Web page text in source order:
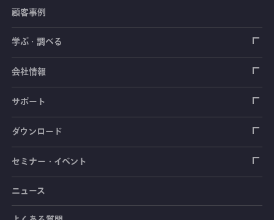
センサ（変換器）
ロードセル
加速度センサ
圧力センサ
トルクセンサ
土木建築用センサ
荷重計
土圧計
間隙水圧計
傾斜計
自動車用センサ
シートベルト張力計
操舵力・操舵角計
手ブレーキ計・チェンジレバー操作力計
踏力計
ホイールトルクセンサ
測定器
データロガー
指示計・表示器
増幅器（アンプ）
ハンディ測定器（チェッカ）
ソフトウェア
計測システム
道路用計測システム
鉄道用計測システム
ブリッジボックス
ケーブル・コネクタ
顧客事例
学ぶ・調べる
ひずみゲージ
センサ（変換器）
測定器
光ファイバ計測ソリューション - 学ぶ・調べる
共和技報
会社情報
拠点情報
会社概要
サポート
製品輸出時の取り扱いと該非判定書
毒物及び劇物譲受書
安全データシート（SDS）
カタログ・資料のダウンロード
ダウンロード
カタログ
取扱説明書
セミナー・イベント
セミナー・講習会
ニュース